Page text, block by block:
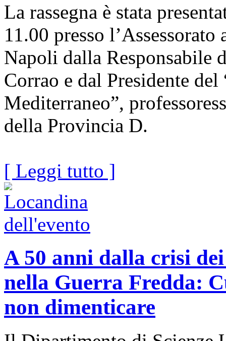
La rassegna è stata
11.00 presso
Napoli dalla Responsabile
Corrao e dal Presidente
Mediterraneo”,
della Provincia D.
[ Leggi tutto ]
A 50 anni dalla crisi
nella Guerra Fredda:
non dimenticare